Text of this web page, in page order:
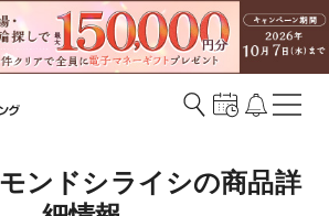
ンドシライシの商品詳